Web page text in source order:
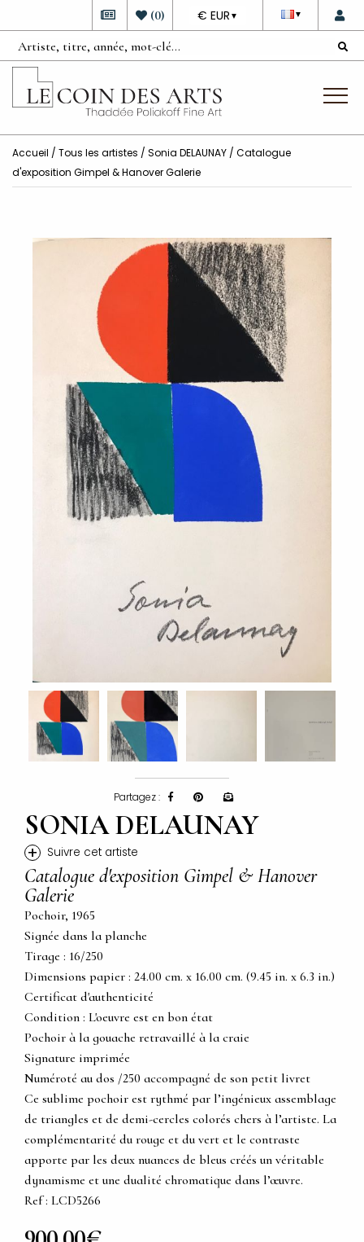
▼
DEVISE
€ EUR ▼
(0)
Accueil / Tous les artistes / Sonia DELAUNAY / Catalogue
d'exposition Gimpel & Hanover Galerie
Partagez :
SONIA DELAUNAY
+ Suivre cet artiste
Catalogue d'exposition Gimpel & Hanover
Galerie
Pochoir, 1965
Signée dans la planche
Tirage : 16/250
Dimensions papier : 24.00 cm. x 16.00 cm. (9.45 in. x 6.3 in.)
Certificat d'authenticité
Condition : L'oeuvre est en bon état
Pochoir à la gouache retravaillé à la craie
Signature imprimée
Numéroté au dos /250 accompagné de son petit livret
Ce sublime pochoir est rythmé par l’ingénieux assemblage
de triangles et de demi-cercles colorés chers à l’artiste. La
complémentarité du rouge et du vert et le contraste
apporte par les deux nuances de bleus créés un véritable
dynamisme et une dualité chromatique dans l’œuvre.
Ref : LCD5266